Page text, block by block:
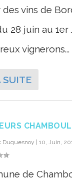
vins de
28 juin au 1er
vignerons...
SUITE
Duquesnoy |10, Juin,
de